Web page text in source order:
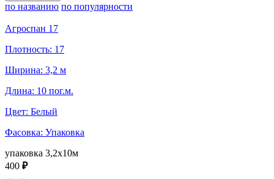
по названию по популярности
Агроспан 17
Плотность: 17
Ширина: 3,2 м
Длина: 10 пог.м.
Цвет: Белый
Фасовка: Упаковка
упаковка 3,2x10м
400 ₽